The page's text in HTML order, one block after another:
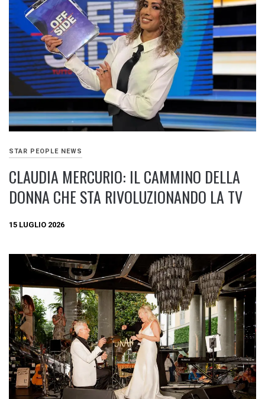
STAR PEOPLE NEWS
CLAUDIA MERCURIO: IL CAMMINO DELLA
DONNA CHE STA RIVOLUZIONANDO LA TV
15 LUGLIO 2026